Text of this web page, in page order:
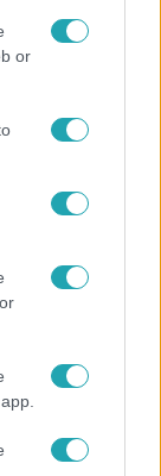
or
így lesz